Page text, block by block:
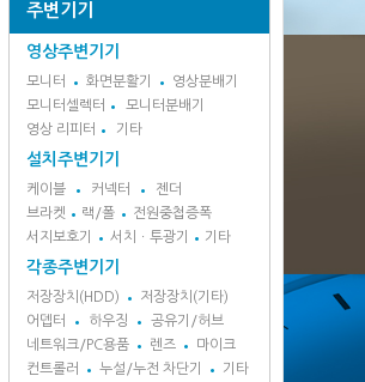
주변기기
영상주변기기
모니터 화면분활기
영상분배기
모니터셀렉터
모니터분배기
영상 리피터
기타
설치주변기기
케이블 커넥터
젠더
브라켓
랙/폴
전원중첩증폭
서지보호기
서치ㆍ투광기 기타
각종주변기기
저장장치(HDD)
저장장치(기타)
어뎁터
하우징
공유기/허브
네트워크/PC용품
렌즈
마이크
컨트롤러
누설/누전 차단기 기타